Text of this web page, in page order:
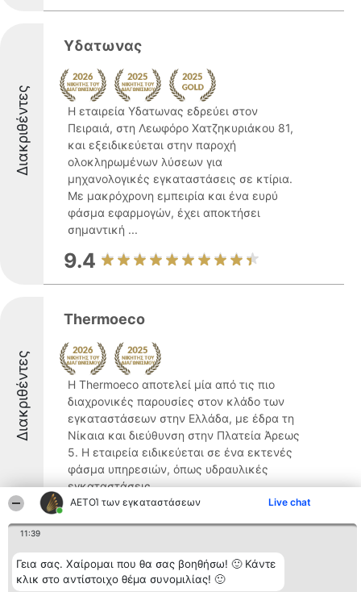
ΑΕΤΟΊ των εγκαταστάσεων Live chat
11:39
Γεια σας. Χαίρομαι που θα σας βοηθήσω! 🙂 Κάντε
κλικ στο αντίστοιχο θέμα συνομιλίας! 🙂
Διακριθέντες
Υδατωνας
Η εταιρεία Υδατωνας εδρεύει στον
Πειραιά, στη Λεωφόρο Χατζηκυριάκου 81,
και εξειδικεύεται στην παροχή
ολοκληρωμένων λύσεων για
μηχανολογικές εγκαταστάσεις σε κτίρια.
Με μακρόχρονη εμπειρία και ένα ευρύ
φάσμα εφαρμογών, έχει αποκτήσει
σημαντική ...
9.4
Διακριθέντες
Thermoeco
Η Thermoeco αποτελεί μία από τις πιο
διαχρονικές παρουσίες στον κλάδο των
εγκαταστάσεων στην Ελλάδα, με έδρα τη
Νίκαια και διεύθυνση στην Πλατεία Άρεως
5. Η εταιρεία ειδικεύεται σε ένα εκτενές
φάσμα υπηρεσιών, όπως υδραυλικές
εγκαταστάσεις, ...
8.2
AntonisCooling